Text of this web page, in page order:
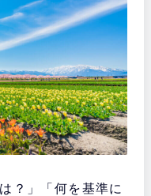
？」「何を基準に